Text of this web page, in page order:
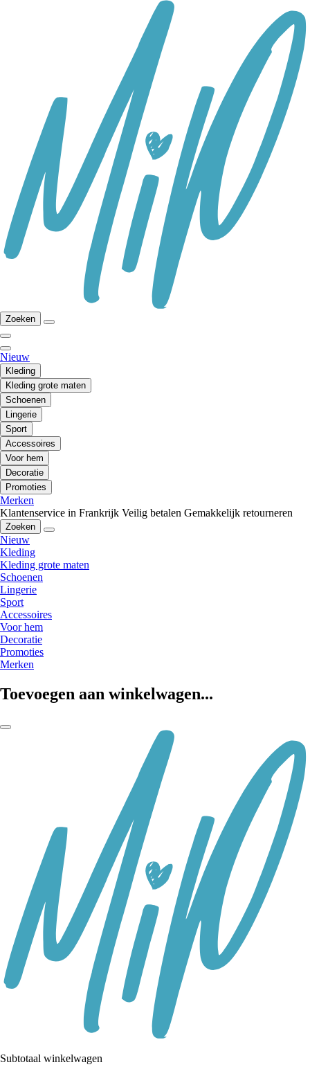
Zoeken
Nieuw
Kleding
Kleding grote maten
Schoenen
Lingerie
Sport
Accessoires
Voor hem
Decoratie
Promoties
Merken
Klantenservice in Frankrijk Veilig betalen Gemakkelijk retourneren
Zoeken
Nieuw
Kleding
Kleding grote maten
Schoenen
Lingerie
Sport
Accessoires
Voor hem
Decoratie
Promoties
Merken
Toevoegen aan winkelwagen...
Subtotaal winkelwagen